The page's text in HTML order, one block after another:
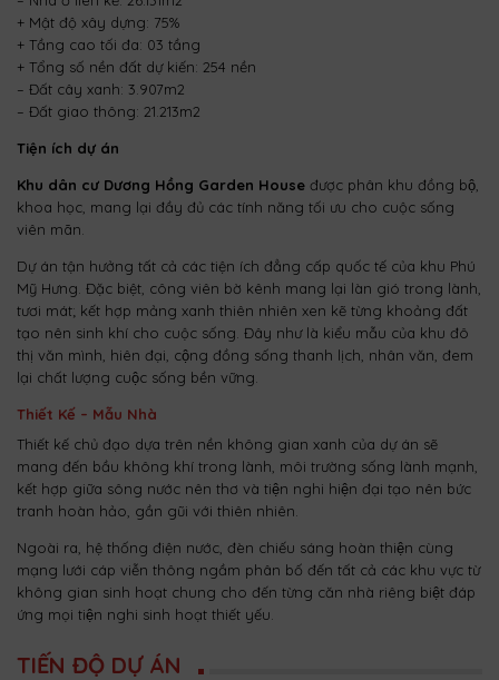
+ Mật độ xây dựng: 75%
+ Tầng cao tối đa: 03 tầng
+ Tổng số nền đất dự kiến: 254 nền
– Đất cây xanh: 3.907m2
– Đất giao thông: 21.213m2
Tiện ích dự án
Khu dân cư Dương Hồng Garden House được phân khu đồng bộ,
khoa học, mang lại đầy đủ các tính năng tối ưu cho cuộc sống
viên mãn.
Dự án tận hưởng tất cả các tiện ích đẳng cấp quốc tế của khu Phú
Mỹ Hưng. Đặc biệt, công viên bờ kênh mang lại làn gió trong lành,
tươi mát; kết hợp mảng xanh thiên nhiên xen kẽ từng khoảng đất
tạo nên sinh khí cho cuộc sống. Đây như là kiểu mẫu của khu đô
thị văn mình, hiên đại, cộng đồng sống thanh lịch, nhân văn, đem
lại chất lượng cuộc sống bền vững.
Thiết Kế – Mẫu Nhà
Thiết kế chủ đạo dựa trên nền không gian xanh của dự án sẽ
mang đến bầu không khí trong lành, môi trường sống lành mạnh,
kết hợp giữa sông nước nên thơ và tiện nghi hiện đại tạo nên bức
tranh hoàn hảo, gần gũi với thiên nhiên.
Ngoài ra, hệ thống điện nước, đèn chiếu sáng hoàn thiện cùng
mạng lưới cáp viễn thông ngầm phân bố đến tất cả các khu vực từ
không gian sinh hoạt chung cho đến từng căn nhà riêng biệt đáp
ứng mọi tiện nghi sinh hoạt thiết yếu.
TIẾN ĐỘ DỰ ÁN